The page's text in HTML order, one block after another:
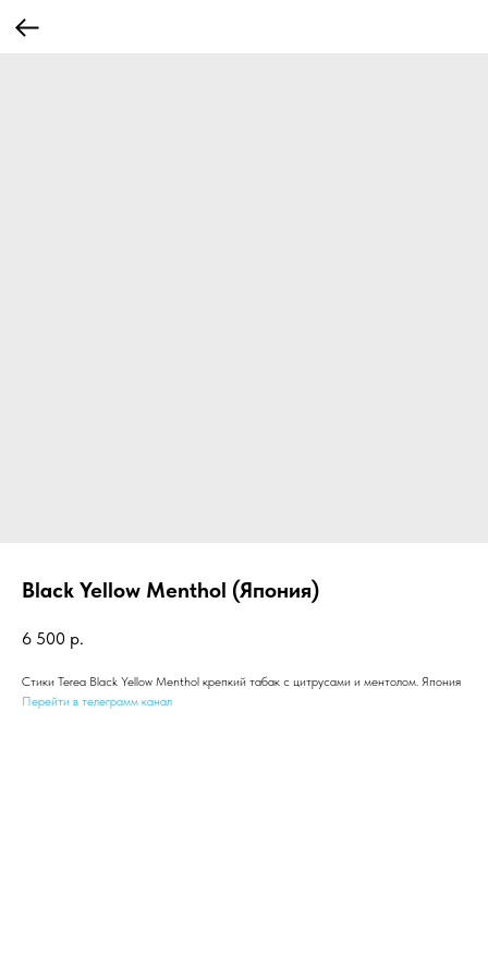
Black Yellow Menthol (Япония)
6 500 р.
Стики Terea Black Yellow Menthol крепкий табак с цитрусами и ментолом. Япония
Перейти в телеграмм канал